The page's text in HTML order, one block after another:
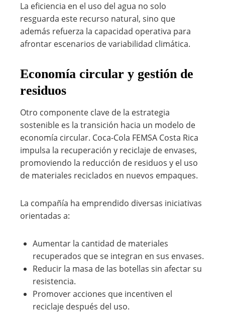
La eficiencia en el uso del agua no solo
resguarda este recurso natural, sino que
además refuerza la capacidad operativa para
afrontar escenarios de variabilidad climática.
Economía circular y gestión de
residuos
Otro componente clave de la estrategia
sostenible es la transición hacia un modelo de
economía circular. Coca-Cola FEMSA Costa Rica
impulsa la recuperación y reciclaje de envases,
promoviendo la reducción de residuos y el uso
de materiales reciclados en nuevos empaques.
La compañía ha emprendido diversas iniciativas
orientadas a:
Aumentar la cantidad de materiales
recuperados que se integran en sus envases.
Reducir la masa de las botellas sin afectar su
resistencia.
Promover acciones que incentiven el
reciclaje después del uso.